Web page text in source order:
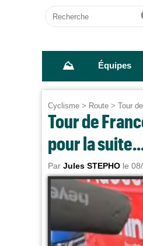
Recherche
⛰ Équipes
Cyclisme > Route > Tour
Tour de
pour la
Par Jules STEPHO le